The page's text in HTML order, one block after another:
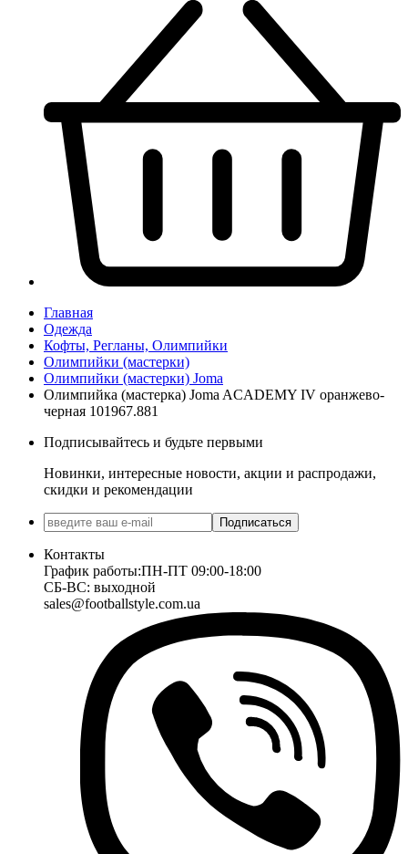
Главная
Одежда
Кофты, Регланы, Олимпийки
Олимпийки (мастерки)
Олимпийки (мастерки) Joma
Олимпийка (мастерка) Joma ACADEMY IV оранжево-
черная 101967.881
Подписывайтесь и будьте первыми
Новинки, интересные новости, акции и распродажи,
скидки и рекомендации
Подписаться
Контакты
График работы:ПН-ПТ 09:00-18:00
СБ-ВС: выходной
sales@footballstyle.com.ua